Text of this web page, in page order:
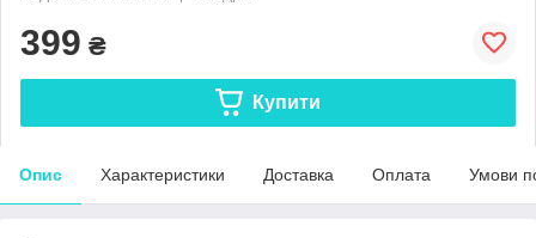
399 ₴
Купити
Опис Характеристики Доставка Оплата Умови